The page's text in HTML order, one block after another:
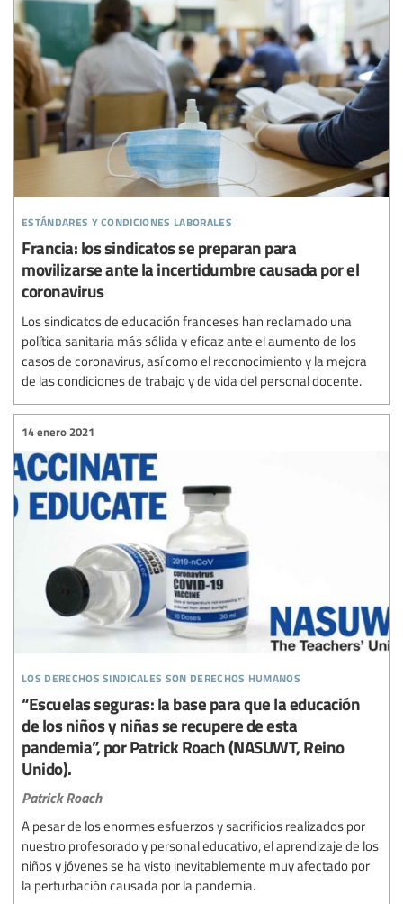
estándares y condiciones laborales
Francia: los sindicatos se preparan para
movilizarse ante la incertidumbre causada por el
coronavirus
Los sindicatos de educación franceses han reclamado una
política sanitaria más sólida y eficaz ante el aumento de los
casos de coronavirus, así como el reconocimiento y la mejora
de las condiciones de trabajo y de vida del personal docente.
los derechos sindicales son derechos humanos
14 enero 2021
“Escuelas seguras: la base para que la educación
de los niños y niñas se recupere de esta
pandemia”, por Patrick Roach (NASUWT, Reino
Unido).
Patrick Roach
A pesar de los enormes esfuerzos y sacrificios realizados por
nuestro profesorado y personal educativo, el aprendizaje de los
niños y jóvenes se ha visto inevitablemente muy afectado por
la perturbación causada por la pandemia.